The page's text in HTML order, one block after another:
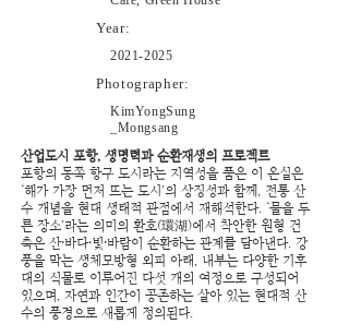
Year:
2021-2025
Photographer:
KimYongSung
_Mongsang
산업도시 포항, 생명력과 순환재생의 프로젝트​
포항의 동쪽 항구 도시라는 지역성을 품은 이 온실은
‘해가 가장 먼저 뜨는 도시’의 상징성과 함께, 전통 산
수 개념을 현대 생태적 관점에서 재해석한다. ‘물을 두
른 장소’라는 의미의 환호(環湖)에서 착안한 원형 건
축은 산·바다·빛·바람이 순환하는 관계를 담아낸다. 강
풍을 막는 생체모방형 외피 아래, 내부는 다양한 기후
대의 식물로 이루어진 다섯 개의 여정으로 구성되어
있으며, 자연과 인간이 공존하는 살아 있는 현대적 산
수의 풍경으로 새롭게 정의된다.